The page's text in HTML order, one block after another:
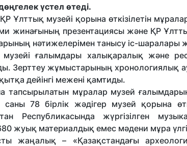
үстел өтеді.
Ұлттық музейі қорына өткізілетін
жинағының презентациясы және ҚР
нәтижелерімен танысу іс-шаралары
ғалымдары халықаралық және
Зерттеу жұмыстарының хронологиялық
дейінгі межені қамтиды.
тапсырылатын мұралар музей
78 бірлік жәдігер музей қорына
Республикасында жүргізілген
жуық материалдық емес мәдени мұра
жаңалық – «Қазақстандағы